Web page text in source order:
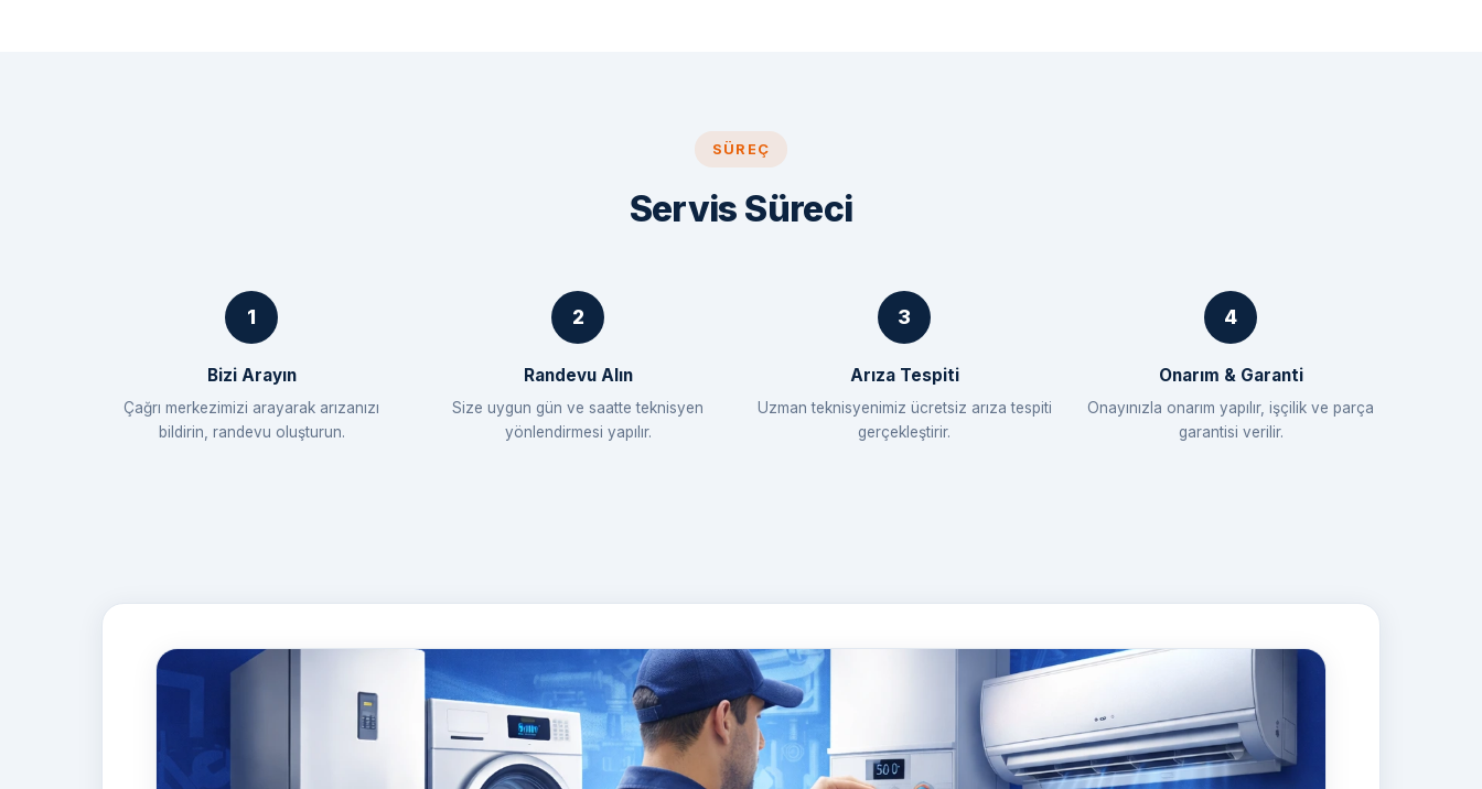
SÜREÇ
Servis Süreci
Bizi Arayın
Çağrı merkezimizi arayarak arızanızı
bildirin, randevu oluşturun.
Randevu Alın
Size uygun gün ve saatte teknisyen
yönlendirmesi yapılır.
Arıza Tespiti
Uzman teknisyenimiz ücretsiz arıza tespiti
gerçekleştirir.
Onarım & Garanti
Onayınızla onarım yapılır, işçilik ve parça
garantisi verilir.